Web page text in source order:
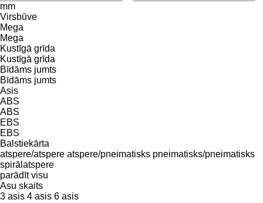
mm
Virsbūve
Mega
Mega
Kustīgā grīda
Kustīgā grīda
Bīdāms jumts
Bīdāms jumts
Asis
ABS
ABS
EBS
EBS
Balstiekārta
atspere/atspere atspere/pneimatisks pneimatisks/pneimatisks
spirālatspere
parādīt visu
Asu skaits
3 asis 4 asis 6 asis